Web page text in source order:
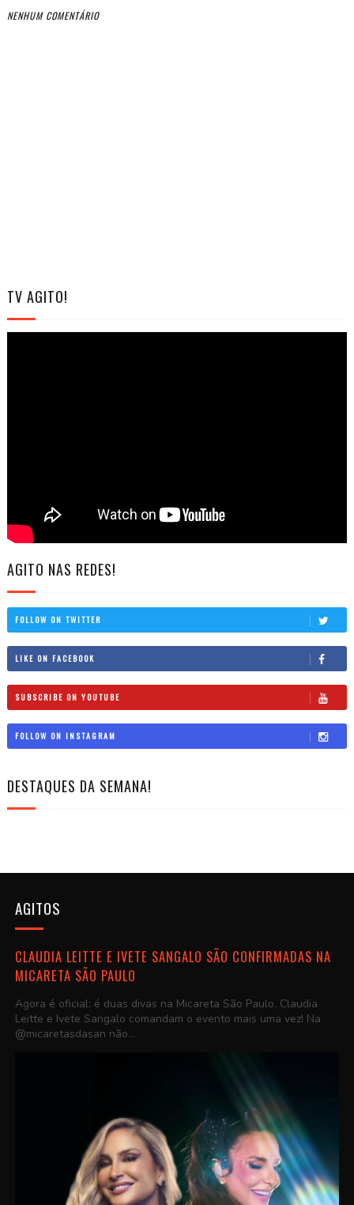
NENHUM COMENTÁRIO
TV AGITO!
AGITO NAS REDES!
FOLLOW ON TWITTER
LIKE ON FACEBOOK
SUBSCRIBE ON YOUTUBE
FOLLOW ON INSTAGRAM
DESTAQUES DA SEMANA!
AGITOS
CLAUDIA LEITTE E IVETE SANGALO SÃO CONFIRMADAS NA
MICARETA SÃO PAULO
Agora é oficial: é duas divas na Micareta São Paulo. Claudia
Leitte e Ivete Sangalo comandam o evento mais uma vez! Na
@micaretasdasan não...